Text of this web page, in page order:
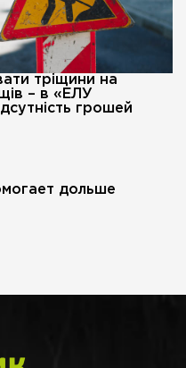
тріщини на
– в «ЕЛУ
грошей
дольше